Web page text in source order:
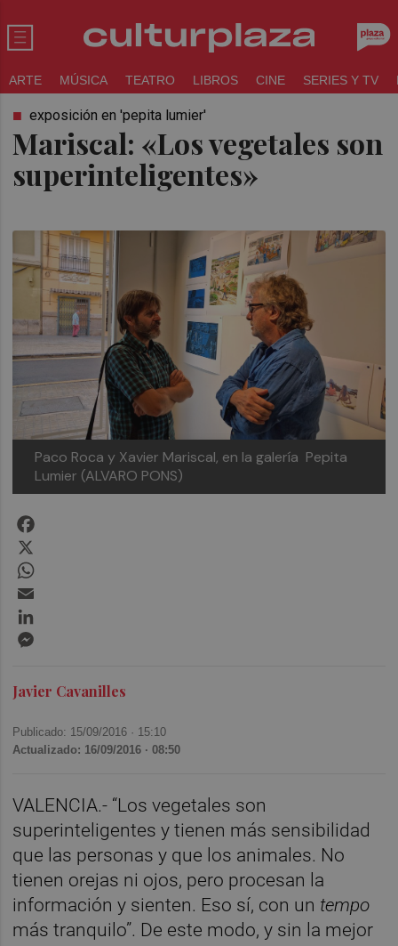
ARTE MÚSICA TEATRO LIBROS CINE SERIES Y TV
Mariscal: «Los vegetales son
superinteligentes»
exposición en 'pepita lumier'
Paco Roca y Xavier Mariscal, en la galería Pepita
Lumier (ALVARO PONS)
Javier Cavanilles
Publicado: 15/09/2016 · 15:10
Actualizado: 16/09/2016 · 08:50
VALENCIA.- “Los vegetales son
superinteligentes y tienen más sensibilidad
que las personas y que los animales. No
tienen orejas ni ojos, pero procesan la
información y sienten. Eso sí, con un tempo
más tranquilo”. De este modo, y sin la mejor